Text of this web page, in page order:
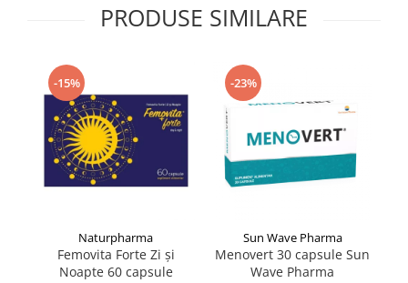
Vitamine si mineralePRODUSE SIMILARE
-15%
Naturpharma
Femovita Forte Zi și
Noapte 60 capsule
-23%
Sun Wave Pharma
Menovert 30 capsule Sun
Wave Pharma